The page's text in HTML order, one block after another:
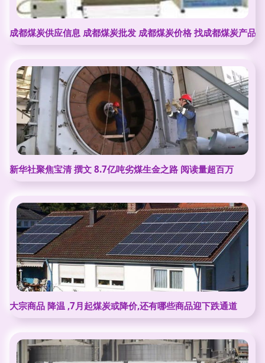
成都煤炭供应信息 成都煤炭批发 成都煤炭价格 找成都煤炭产品上
新华社聚焦宝清 撰文 8.7亿吨劣煤生金之路 阅读量超百万
大宗商品 降温 ,7月起煤炭或降价,还有哪些商品迎下跌通道